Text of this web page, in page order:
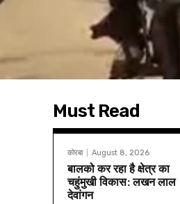
Must Read
कोरबा August 8, 2026
बालको कर रहा है क्षेत्र का
चहुंमुखी विकास: लखन लाल
देवांगन